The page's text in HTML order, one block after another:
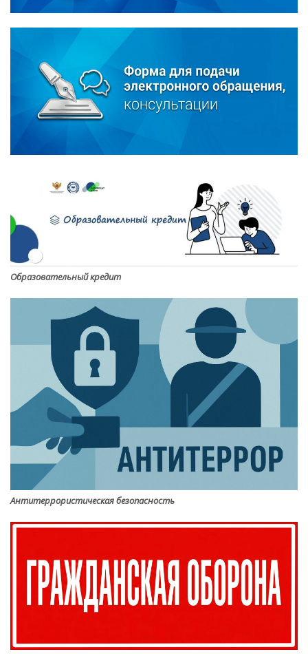
Образовательный кредит
Антитеррористическая безопасность